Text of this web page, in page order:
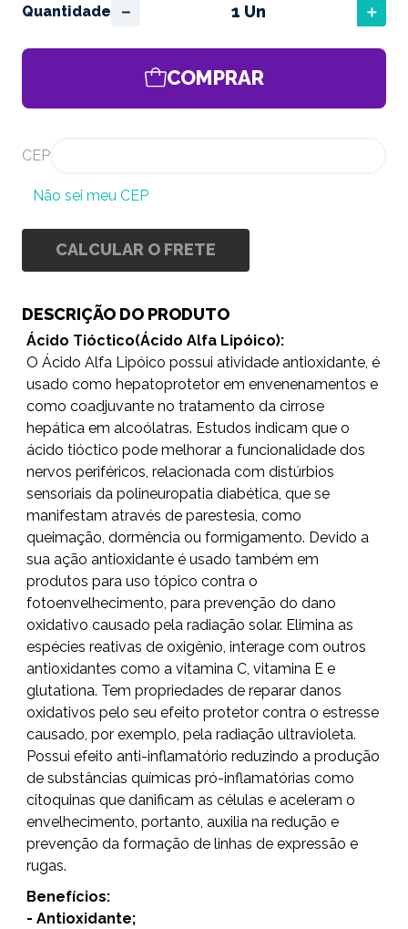
Quantidade ＋
－
COMPRAR
CEP
Não sei meu CEP
CALCULAR O FRETE
DESCRIÇÃO DO PRODUTO
Ácido Tióctico(Ácido Alfa Lipóico):
O Ácido Alfa Lipóico possui atividade antioxidante, é
usado como hepatoprotetor em envenenamentos e
como coadjuvante no tratamento da cirrose
hepática em alcoólatras. Estudos indicam que o
ácido tióctico pode melhorar a funcionalidade dos
nervos periféricos, relacionada com distúrbios
sensoriais da polineuropatia diabética, que se
manifestam através de parestesia, como
queimação, dormência ou formigamento. Devido a
sua ação antioxidante é usado também em
produtos para uso tópico contra o
fotoenvelhecimento, para prevenção do dano
oxidativo causado pela radiação solar. Elimina as
espécies reativas de oxigênio, interage com outros
antioxidantes como a vitamina C, vitamina E e
glutationa. Tem propriedades de reparar danos
oxidativos pelo seu efeito protetor contra o estresse
causado, por exemplo, pela radiação ultravioleta.
Possui efeito anti-inflamatório reduzindo a produção
de substâncias químicas pró-inflamatórias como
citoquinas que danificam as células e aceleram o
envelhecimento, portanto, auxilia na redução e
prevenção da formação de linhas de expressão e
rugas.
Benefícios:
- Antioxidante;